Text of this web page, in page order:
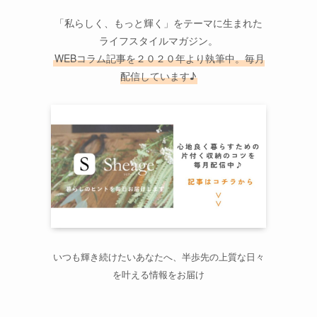
「私らしく、もっと輝く」をテーマに生まれた
ライフスタイルマガジン。
WEBコラム記事を２０２０年より執筆中。毎月
配信しています♪
いつも輝き続けたいあなたへ、半歩先の上質な日々
を叶える情報をお届け